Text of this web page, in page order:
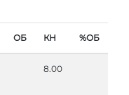
ОБ КН %ОБ
8.00